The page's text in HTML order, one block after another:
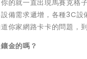
的就一直出現馬賽克
備需求遞增，各種3C
你家網路卡卡的問題，
金的嗎？